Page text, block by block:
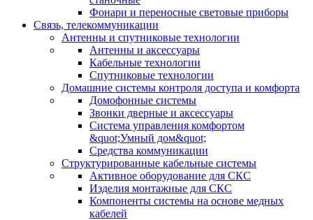
Фонари и переносные световые приборы
Связь, телекоммуникации
Антенны и спутниковые технологии
Антенны и аксессуары
Кабельные технологии
Спутниковые технологии
Домашние системы контроля доступа и комфорта
Домофонные системы
Звонки дверные и аксессуары
Система управления комфортом
&quot;Умный дом&quot;
Средства коммуникации
Структурированные кабельные системы
Активное оборудование для СКС
Изделия монтажные для СКС
Компоненты системы на основе медных
кабелей